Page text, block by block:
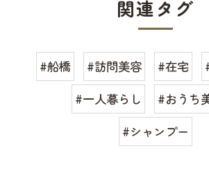
関連タグ
#船橋 #訪問美容 #在宅
#一人暮らし
#おうち
#シャンプー